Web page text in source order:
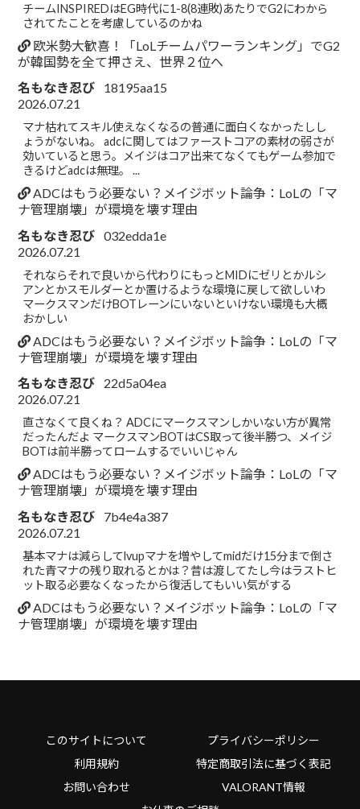
チームINSPIREDはEG時代に1-8(8連敗)あたりでG2にわから
されてたことを考慮しているのかね
欧米勢大歓喜！「LoLチームパワーランキング」でG2
が韓国勢を全て押さえ、世界２位へ
名もなき忍び
18195aa15
2026.07.21
マナ枯れてスキル使えなくなるの普通に面白くなかったしし
ょうがないね。 adcに関してはファーストコアの素材の弱さが
効いていると思う。メイジはコア出来てなくてもゲーム参加で
きるけどadcは無理。 ...
ADCはもう必要ない？メイジボット論争：LoLの「マ
ナ管理崩壊」が環境を壊す理由
名もなき忍び 032edda1e
2026.07.21
それならそれで良いから代わりにもっとMIDにゼリとかルシ
アンとかスモルダーとか置けるような環境に戻して欲しいわ
マークスマンだけBOTレーンにいないといけない環境も大概
おかしい
ADCはもう必要ない？メイジボット論争：LoLの「マ
ナ管理崩壊」が環境を壊す理由
名もなき忍び
22d5a04ea
2026.07.21
直さなくて良くね？ ADCにマークスマンしかいない方が異常
だったんだよ マークスマンBOTはCS取って後半勝つ、メイジ
BOTは前半勝ってロームするでいいじゃん
ADCはもう必要ない？メイジボット論争：LoLの「マ
ナ管理崩壊」が環境を壊す理由
名もなき忍び
7b4e4a387
2026.07.21
基本マナは減らしてlvupマナを増やしてmidだけ15分まで倒さ
れた青マナの残り取れるとかは？昔は渡してたし今はラストヒ
ット取る必要なくなったから復活してもいい気がする
ADCはもう必要ない？メイジボット論争：LoLの「マ
ナ管理崩壊」が環境を壊す理由
このサイトについて
プライバシーポリシー
利用規約
特定商取引法に基づく表記
お問い合わせ
VALORANT情報